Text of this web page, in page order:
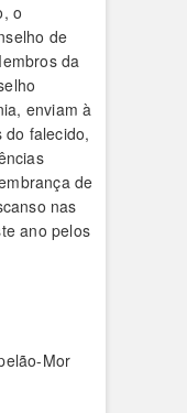
o
de
da
enviam à
falecido,
de
nas
ano pelos
Mor